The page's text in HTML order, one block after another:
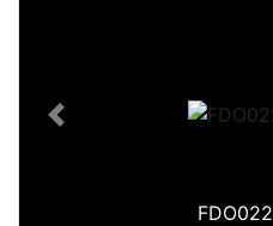
Previous